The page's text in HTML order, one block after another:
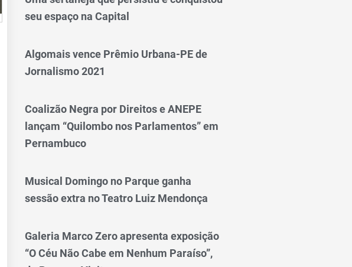
seu espaço na Capital
Algomais vence Prêmio Urbana-PE de
Jornalismo 2021
Coalizão Negra por Direitos e ANEPE
lançam “Quilombo nos Parlamentos” em
Pernambuco
Musical Domingo no Parque ganha
sessão extra no Teatro Luiz Mendonça
Galeria Marco Zero apresenta exposição
“O Céu Não Cabe em Nenhum Paraíso”,